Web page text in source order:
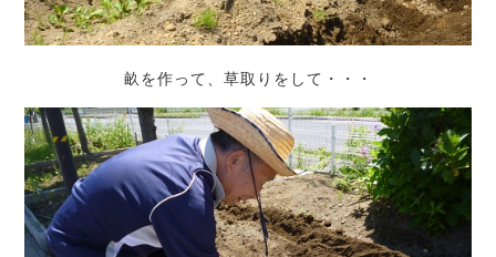
畝を作って、草取りをして・・・